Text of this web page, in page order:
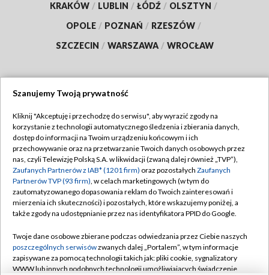
KRAKÓW / LUBLIN / ŁÓDŹ / OLSZTYN /
OPOLE / POZNAŃ / RZESZÓW /
SZCZECIN / WARSZAWA / WROCŁAW
TVP
Abonament TVP
Emisja w TVP
Centrum informacji TVP
Naziemna Telewizja Cyfrowa
Rada Programowa
System NOS
Regulamin TVP
Polityka prywatności
Moje zgody
Pomoc
Kontakt
Szanujemy Twoją prywatność
Kliknij "Akceptuję i przechodzę do serwisu", aby wyrazić zgody na
korzystanie z technologii automatycznego śledzenia i zbierania danych,
dostęp do informacji na Twoim urządzeniu końcowym i ich
przechowywanie oraz na przetwarzanie Twoich danych osobowych przez
nas, czyli Telewizję Polską S.A. w likwidacji (zwaną dalej również „TVP”),
Zaufanych Partnerów z IAB* (1201 firm) oraz pozostałych Zaufanych
Partnerów TVP (93 firm), w celach marketingowych (w tym do
zautomatyzowanego dopasowania reklam do Twoich zainteresowań i
mierzenia ich skuteczności) i pozostałych, które wskazujemy poniżej, a
także zgody na udostępnianie przez nas identyfikatora PPID do Google.
Twoje dane osobowe zbierane podczas odwiedzania przez Ciebie naszych
poszczególnych serwisówzwanych dalej „Portalem”, w tym informacje
zapisywane za pomocą technologii takich jak: pliki cookie, sygnalizatory
WWW lub innych podobnych technologii umożliwiających świadczenie